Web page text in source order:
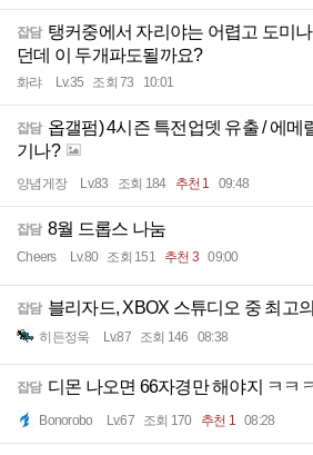
잡담 탱커중에서 자리야는 어렵고 도미
던데 이 두개파도될까요?
화랴 Lv.35 조회 73 10:01
잡담 옵갤펌) 4시즌 특전업뎃 유출 / 에메
기나?
양념게장 Lv.83 조회 184 추천 1 09:48
잡담 8월 드롭스 나눔
Cheers Lv.80 조회 151 추천 3 09:00
잡담 블리자드, XBOX 스튜디오 중 최고
히든정욱 Lv.87 조회 146 08:38
잡담 디몬 나오면 66자경만 해야지 ㅋㅋ
Bonorobo Lv.67 조회 170 추천 1 08:28